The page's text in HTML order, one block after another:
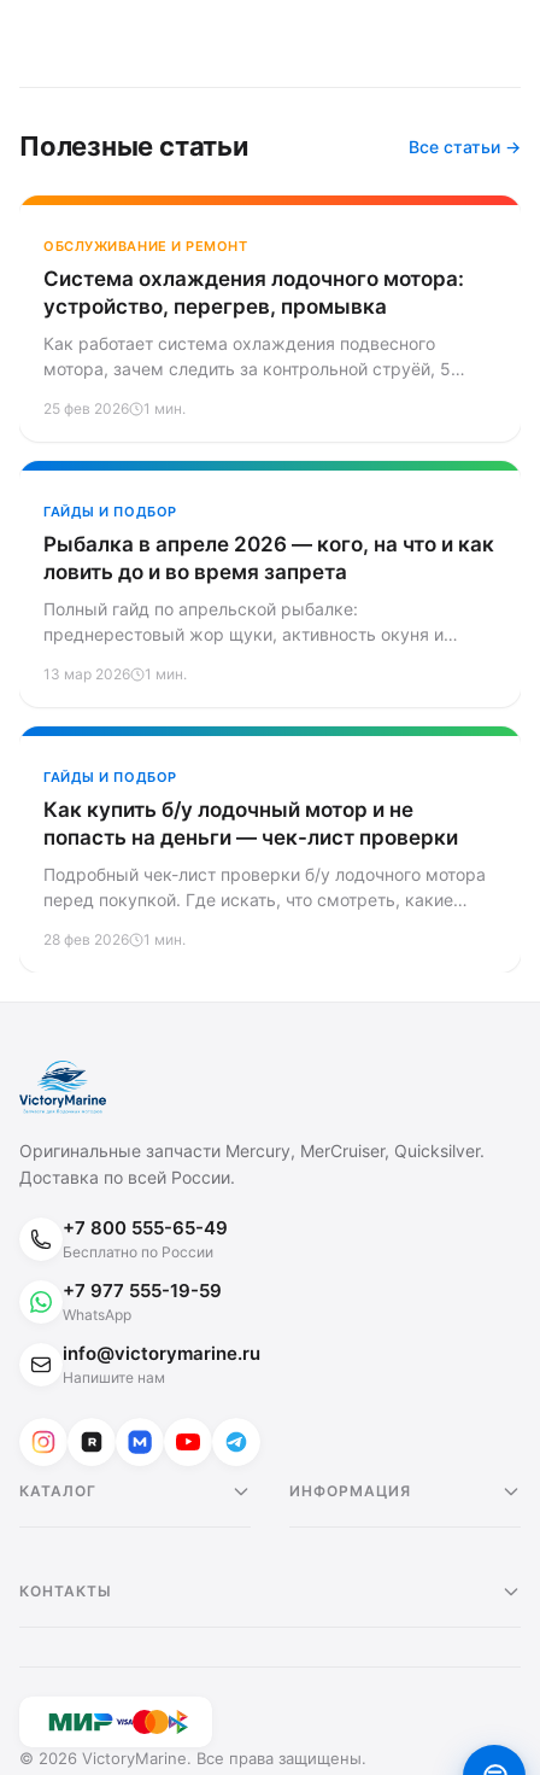
Полезные статьи Все статьи →
ОБСЛУЖИВАНИЕ И РЕМОНТ
Система охлаждения лодочного мотора:
устройство, перегрев, промывка
Как работает система охлаждения подвесного
мотора, зачем следить за контрольной струёй, 5
накипи.
25 фев 2026 1 мин.
ГАЙДЫ И ПОДБОР
Рыбалка в апреле 2026 — кого, на что и как
ловить до и во время запрета
Полный гайд по апрельской рыбалке:
преднерестовый жор щуки, активность окуня и
наживки и снасти.
13 мар 2026 1 мин.
ГАЙДЫ И ПОДБОР
Как купить б/у лодочный мотор и не
попасть на деньги — чек-лист проверки
Подробный чек-лист проверки б/у лодочного мотора
перед покупкой. Где искать, что смотреть, какие
угнанный мотор.
28 фев 2026 1 мин.
Оригинальные запчасти Mercury, MerCruiser, Quicksilver.
Доставка по всей России.
+7 800 555-65-49
Бесплатно по России
+7 977 555-19-59
WhatsApp
info@victorymarine.ru
Напишите нам
КАТАЛОГ ИНФОРМАЦИЯ
КОНТАКТЫ
© 2026 VictoryMarine. Все права защищены.